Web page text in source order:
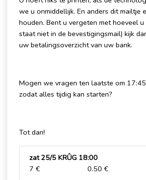
we u onmiddellijk. En anders dit mailtje
houden. Bent u vergeten met hoeveel
staat niet in de bevestigingsmail) kijk
uw betalingsoverzicht van uw bank.
Mogen we vragen ten laatste om
zodat alles tijdig kan starten?
Tot dan!
zat 25/5 KRÛG 18:00
7 €
0.50 €